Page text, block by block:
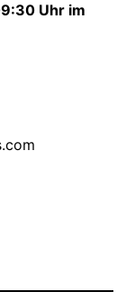
Uhr im